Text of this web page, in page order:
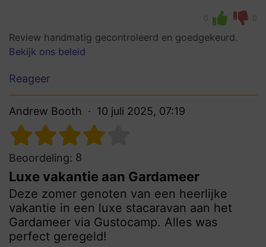
0 0
Review handmatig gecontroleerd en goedgekeurd.
Bekijk ons beleid
Reageer
Andrew Booth 10 juli 2025, 07:19
Beoordeling: 8
Luxe vakantie aan Gardameer
Deze zomer genoten van een heerlijke
vakantie in een luxe stacaravan aan het
Gardameer via Gustocamp. Alles was
perfect geregeld!